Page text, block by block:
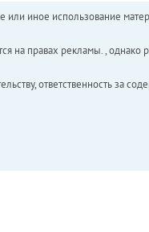
иное использование
правах рекламы. , однако
ответственность за